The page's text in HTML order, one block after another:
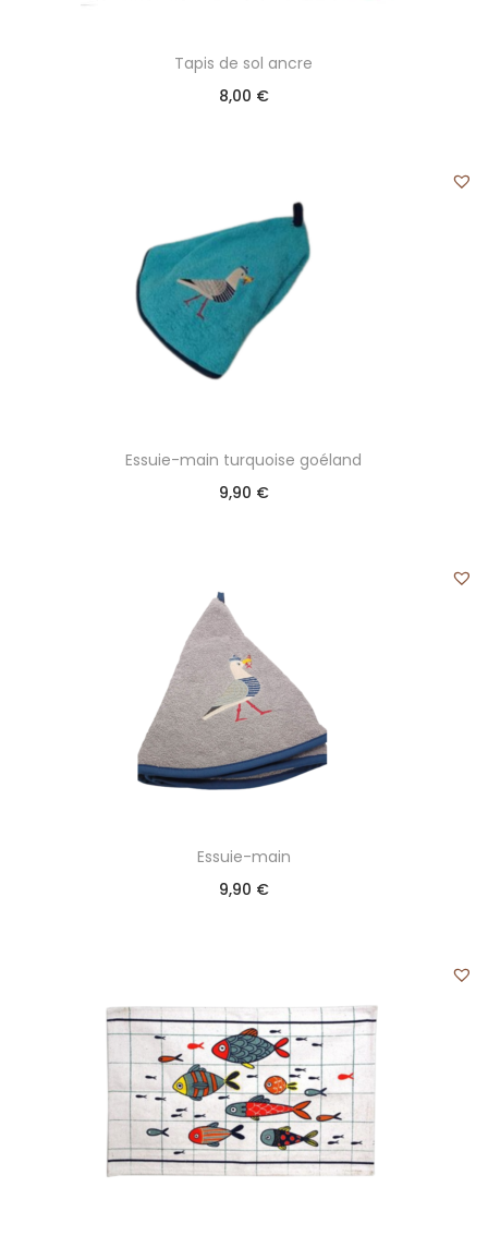
Tapis de sol ancre
8,00 €
Essuie-main turquoise goéland
9,90 €
Essuie-main
9,90 €